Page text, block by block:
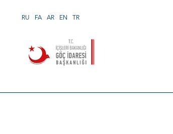
RU FA AR EN TR